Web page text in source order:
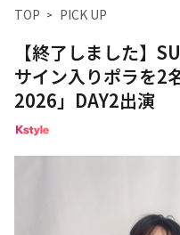
TOP PICK UP
【終了しました】
サイン入りポラを2
2026」DAY2出演